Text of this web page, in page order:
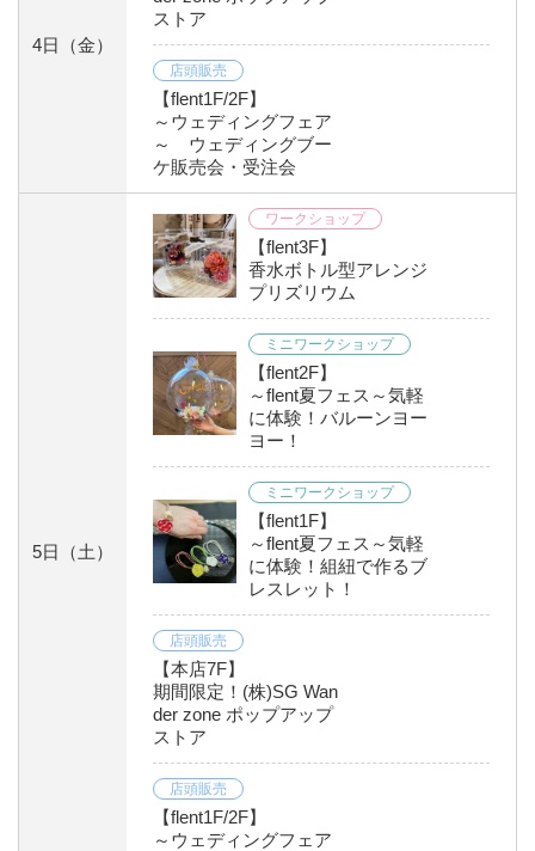
4日 （金）
ストア
店頭販売
【flent1F/2F】
～ウェディングフェア
～ ウェディングブー
ケ販売会・受注会
5日 （土）
ワークショップ
【flent3F】
香水ボトル型アレンジ
プリズリウム
ミニワークショップ
【flent2F】
～flent夏フェス～気軽
に体験！バルーンヨー
ヨー！
ミニワークショップ
【flent1F】
～flent夏フェス～気軽
に体験！組紐で作るブ
レスレット！
店頭販売
【本店7F】
期間限定！(株)SG Wan
der zone ポップアップ
ストア
店頭販売
【flent1F/2F】
～ウェディングフェア